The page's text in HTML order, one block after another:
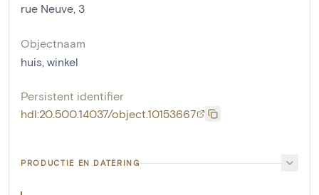
rue Neuve, 3
Objectnaam
huis, winkel
Persistent identifier
hdl:20.500.14037/object.10153667
PRODUCTIE EN DATERING